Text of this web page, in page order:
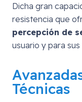
Dicha gran
resistencia que
percepción de
usuario y para
Técnicas